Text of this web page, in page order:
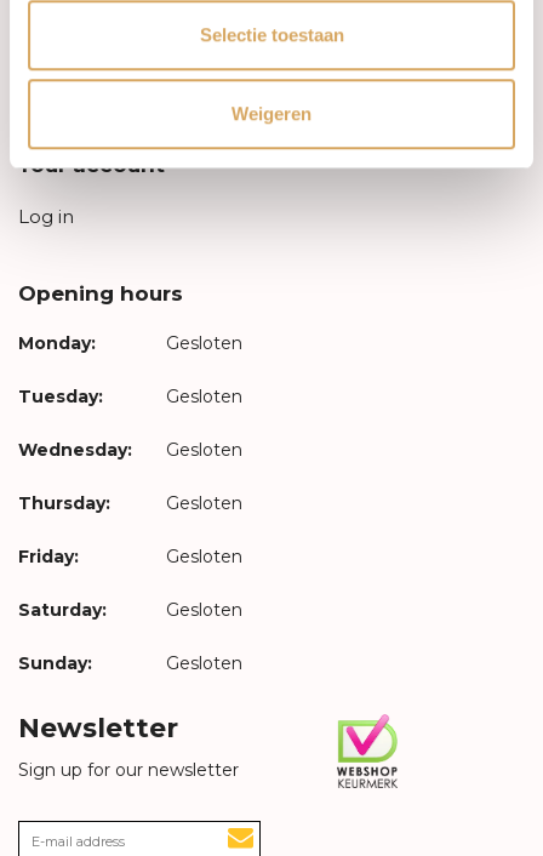
Selectie toestaan
Weigeren
Leveringsvoorwaarden
Privacy Policy
Your account
Log in
Opening hours
Monday: Gesloten
Tuesday: Gesloten
Wednesday: Gesloten
Thursday: Gesloten
Friday: Gesloten
Saturday: Gesloten
Sunday: Gesloten
Newsletter
Sign up for our newsletter